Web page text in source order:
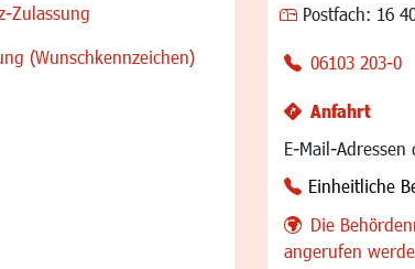
Zulassung
(Wunschkennzeichen)
Postfach: 16
06103 203-0
Anfahrt
E-Mail-
Einheitliche
Die
angerufen